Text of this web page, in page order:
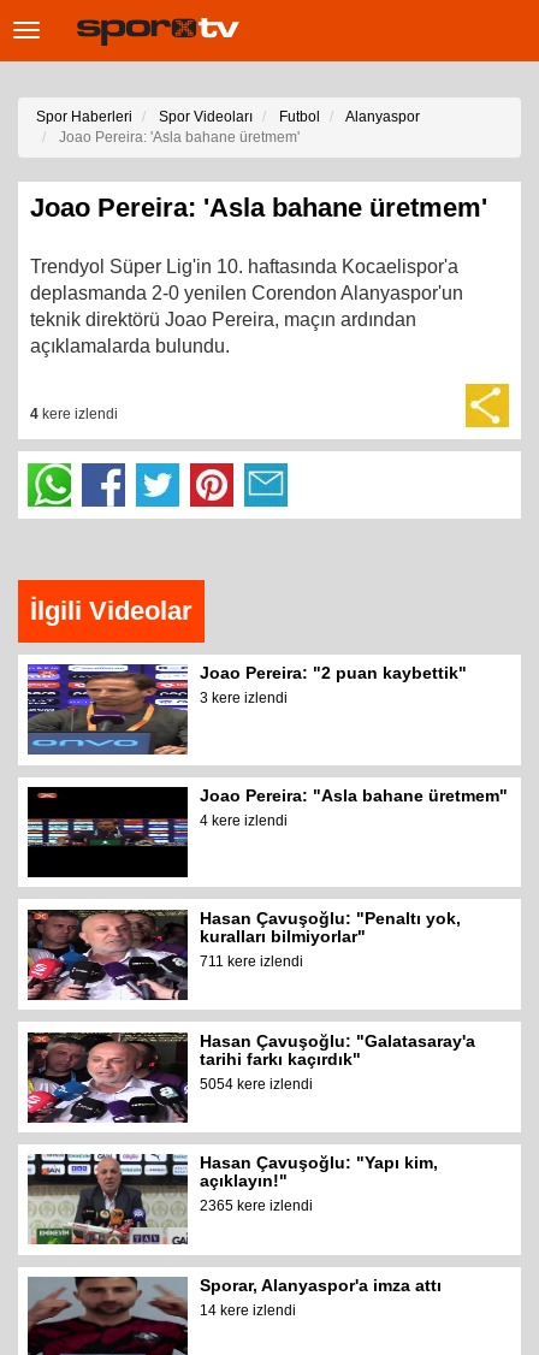
Toggle
Spor Haberleri Spor Videoları Futbol
Alanyaspor
Joao Pereira: 'Asla bahane üretmem'
Joao Pereira: 'Asla bahane üretmem'
Trendyol Süper Lig'in 10. haftasında Kocaelispor'a
deplasmanda 2-0 yenilen Corendon Alanyaspor'un
teknik direktörü Joao Pereira, maçın ardından
açıklamalarda bulundu.
4 kere izlendi
İlgili Videolar
Joao Pereira: "2 puan kaybettik"
3 kere izlendi
Joao Pereira: "Asla bahane üretmem"
4 kere izlendi
Hasan Çavuşoğlu: "Penaltı yok,
kuralları bilmiyorlar"
711 kere izlendi
Hasan Çavuşoğlu: "Galatasaray'a
tarihi farkı kaçırdık"
5054 kere izlendi
Hasan Çavuşoğlu: "Yapı kim,
açıklayın!"
2365 kere izlendi
Sporar, Alanyaspor'a imza attı
14 kere izlendi